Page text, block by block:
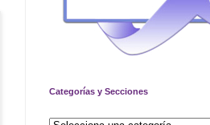
Categorías y Secciones